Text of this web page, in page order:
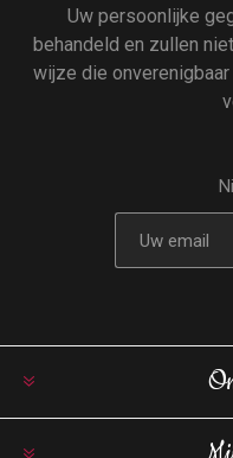
Uw persoonlijke
behandeld en zullen
wijze die